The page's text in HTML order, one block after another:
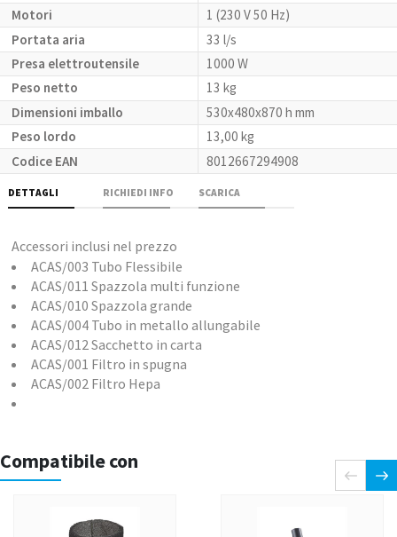
Motori
1 (230 V 50 Hz)
Portata aria
33 l/s
Presa elettroutensile
1000 W
Peso netto
13 kg
Dimensioni imballo
530x480x870 h mm
Peso lordo
13,00 kg
Codice EAN
8012667294908
DETTAGLI RICHIEDI INFO SCARICA
Accessori inclusi nel prezzo
ACAS/003 Tubo Flessibile
ACAS/011 Spazzola multi funzione
ACAS/010 Spazzola grande
ACAS/004 Tubo in metallo allungabile
ACAS/012 Sacchetto in carta
ACAS/001 Filtro in spugna
ACAS/002 Filtro Hepa
Compatibile con